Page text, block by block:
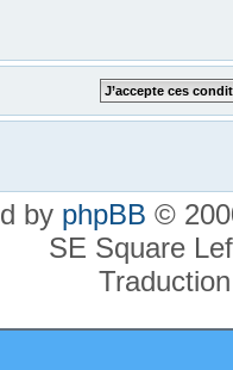
by phpBB ©
SE Square